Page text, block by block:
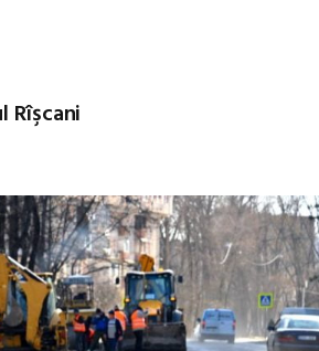
Rîşcani